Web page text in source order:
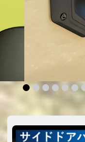
1 2 3 4 5 6